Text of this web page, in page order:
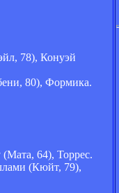
78), Конуэй
80), Формика.
64), Торрес.
(Кюйт, 79),